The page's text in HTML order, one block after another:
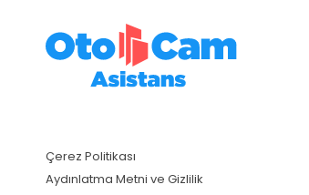
Çerez Politikası
Aydınlatma Metni ve Gizlilik